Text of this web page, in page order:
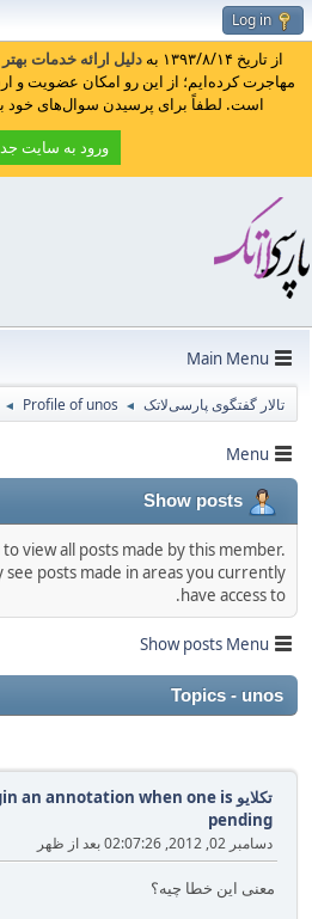
Log in
از تاریخ ۱۳۹۳/۸/۱۴ به دلیل ارائه خدمات بهتر
مهاجرت کرده‌ایم؛ از این رو امکان عضویت و
است. لطفاً برای پرسیدن سوال‌های خود
ورود به سایت
Main Menu
تالار گفتگوی پارسی‌لاتک ◄
Profile of unos
◄
Menu
Show posts
view all posts made by this member.
see posts made in areas you currently
have access to.
Show posts Menu
Topics - unos
تکلایو TeXLive an annotation when one is
pending
دسامبر 02, 2012, 02:07:26 بعد از ظهر
معنی این خطا چیه؟